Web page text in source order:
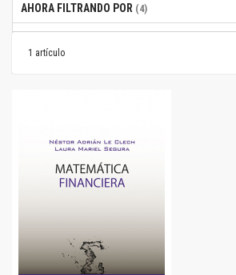
1 artículo
AHORA FILTRANDO POR